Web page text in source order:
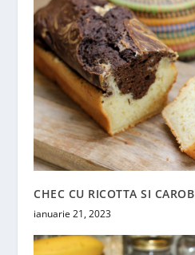
CHEC CU RICOTTA SI CAROB
ianuarie 21, 2023